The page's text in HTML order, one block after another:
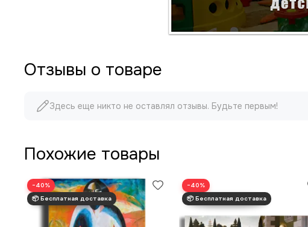
Отзывы о товаре
Здесь еще никто не оставлял отзывы. Будьте первым!
Похожие товары
−40% −40%